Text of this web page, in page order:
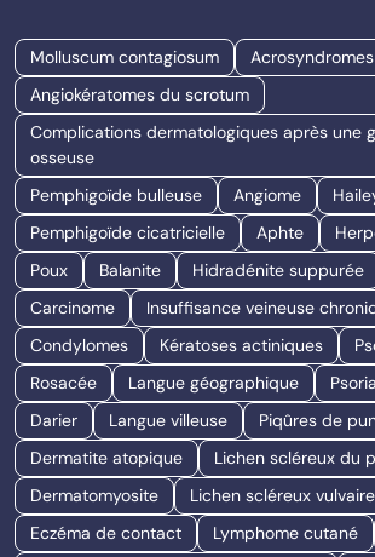
Molluscum contagiosum
Acrosyndromes
Angiokératomes du scrotum
Complications dermatologiques après une
osseuse
Pemphigoïde bulleuse
Angiome
Pemphigoïde cicatricielle
Aphte
Poux
Balanite Hidradénite suppurée
Carcinome
Insuffisance veineuse
Condylomes
Kératoses actiniques
Rosacée
Langue géographique
Darier
Langue villeuse
Piqûres de
Dermatite atopique
Lichen scléreux du
Dermatomyosite
Lichen scléreux vulvaire
Eczéma de contact
Lymphome cutané